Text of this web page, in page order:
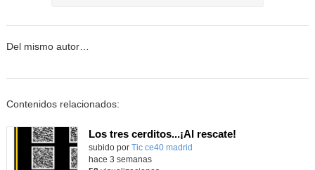
Del mismo autor…
Contenidos relacionados:
Los tres cerditos...¡Al rescate!
subido por Tic ce40 madrid
hace 3 semanas